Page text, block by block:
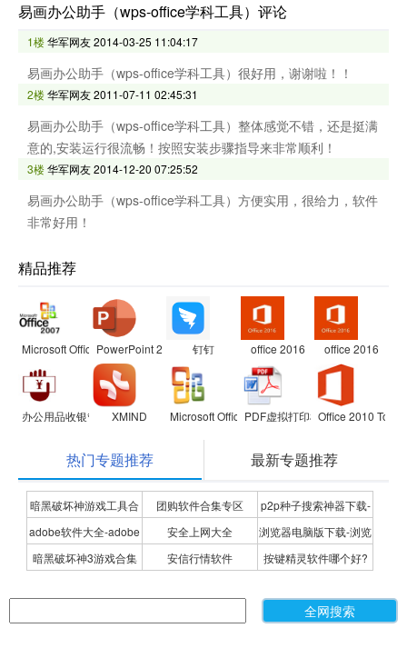
易画办公助手（wps-office学科工具）评论
1楼华军网友2014-03-25 11:04:17
易画办公助手（wps-office学科工具）很好用，谢谢啦！！
2楼华军网友2011-07-11 02:45:31
易画办公助手（wps-office学科工具）整体感觉不错，还是挺满
意的,安装运行很流畅！按照安装步骤指导来非常顺利！
3楼华军网友2014-12-20 07:25:52
易画办公助手（wps-office学科工具）方便实用，很给力，软件
非常好用！
精品推荐
Microsoft Office 2007兼容包
PowerPoint 2007 钉钉 office 2016 office 2016
办公用品收银管理软件XMIND Microsoft Office Visio Professional
PDF虚拟打印机Office 2010
热门专题推荐 最新专题推荐
暗黑破坏神游戏工具合
集
团购软件合集专区
p2p种子搜索神器下载-
P2P种子搜索神器专题
adobe软件大全-adobe
全系列软件下载-adobe
安全上网大全
浏览器电脑版下载-浏览
器下载合集
暗黑破坏神3游戏合集 安信行情软件
按键精灵软件哪个好?